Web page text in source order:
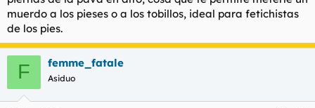
muerdo a los pieses o a los tobillos, ideal para fetichistas
de los pies.
F femme_fatale
Asiduo